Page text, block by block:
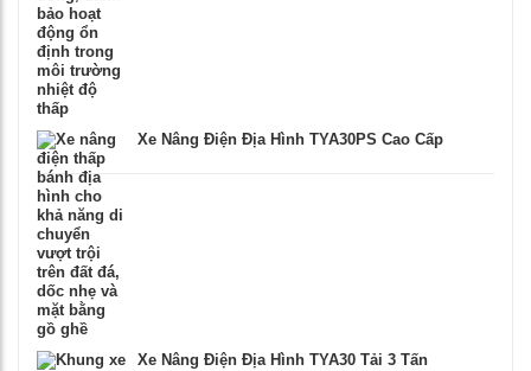
Xe Nâng Điện Địa Hình TYA30PS Cao Cấp
Xe Nâng Điện Địa Hình TYA30 Tải 3 Tấn